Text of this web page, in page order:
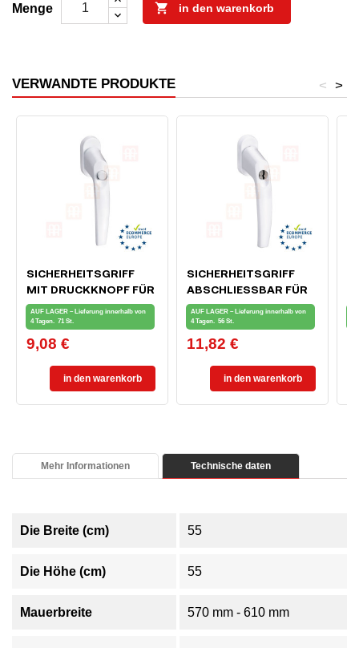
Menge  in den warenkorb
VERWANDTE PRODUKTE >
<
SICHERHEITSGRIFF
MIT DRUCKKNOPF FÜR
FENSTER UND
BALKONTÜR, WEISS
AUF LAGER – Lieferung innerhalb von
4 Tagen. 71 St.
Preis
9,08 €
in den warenkorb
SICHERHEITSGRIFF
ABSCHLIESSBAR FÜR F
ENSTER UND B
ALKONTÜREN, WEISS
AUF LAGER – Lieferung innerhalb von
4 Tagen. 56 St.
Preis
11,82 €
in den warenkorb
Mehr Informationen Technische daten
Die Breite (cm) 55
Die Höhe (cm) 55
Mauerbreite 570 mm - 610 mm